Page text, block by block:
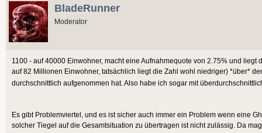
BladeRunner
Moderator
1100 - auf 40000 Einwohner, macht eine Aufnahmequote von 2.75% und
auf 82 Millionen Einwohner, tatsächlich liegt die Zahl wohl niedriger) *über*
durchschnittlich aufgenommen hat. Also habe ich sogar mit
Es gibt Problemviertel, und es ist sicher auch immer ein Problem wenn eine
solcher Tiegel auf die Gesamtsituation zu übertragen ist nicht zulässig. Da